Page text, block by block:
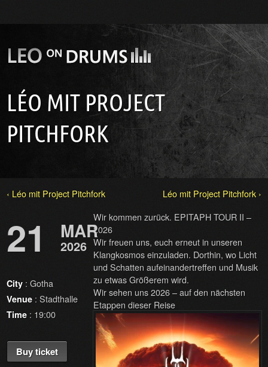
LÉO MIT PROJECT
PITCHFORK
‹ Léo mit Project Pitchfork Léo mit Project Pitchfork ›
21 MAR
2026
City : Gotha
Venue : Stadthalle
Time : 19:00
Buy ticket
Wir kommen zurück. EPITAPH TOUR II –
2026
Wir freuen uns, euch erneut in unseren
Klangkosmos einzuladen. Dorthin, wo Licht
und Schatten aufeinandertreffen und Musik
zu etwas Größerem wird.
Wir sehen uns 2026 – auf den nächsten
Etappen dieser Reise